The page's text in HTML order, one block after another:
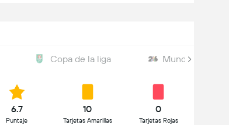
Copa de la liga Mundial
6.7
Puntaje
10
Tarjetas Amarillas
0
Tarjetas Rojas